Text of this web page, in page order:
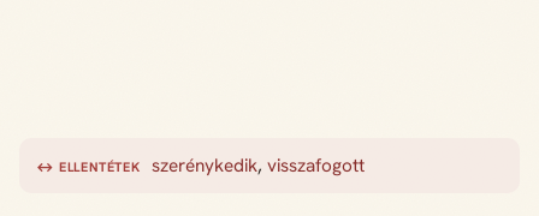
↔ ELLENTÉTEK szerénykedik,visszafogott